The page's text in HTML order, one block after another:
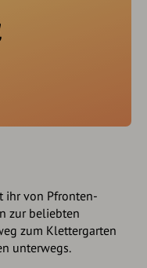
ihr von Pfronten-
zur beliebten
zum Klettergarten
unterwegs.